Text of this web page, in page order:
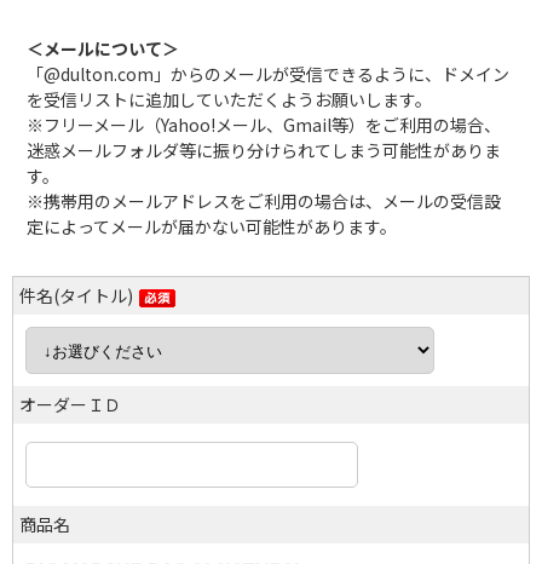
＜メールについて＞
「@dulton.com」からのメールが受信できるように、ドメイン
を受信リストに追加していただくようお願いします。
※フリーメール（Yahoo!メール、Gmail等）をご利用の場合、
迷惑メールフォルダ等に振り分けられてしまう可能性がありま
す。
※携帯用のメールアドレスをご利用の場合は、メールの受信設
定によってメールが届かない可能性があります。
件名(タイトル)
オーダーＩＤ
商品名